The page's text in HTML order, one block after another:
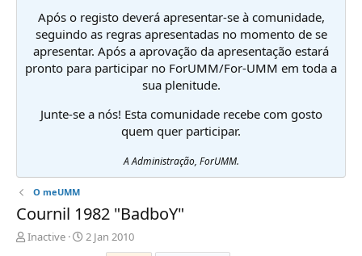
Após o registo deverá apresentar-se à comunidade,
seguindo as regras apresentadas no momento de se
apresentar. Após a aprovação da apresentação estará
pronto para participar no ForUMM/For-UMM em toda a
sua plenitude.
Junte-se a nós! Esta comunidade recebe com gosto
quem quer participar.
A Administração, ForUMM.
O meUMM
Cournil 1982 "BadboY"
IInactive
D
2 Jan 2010